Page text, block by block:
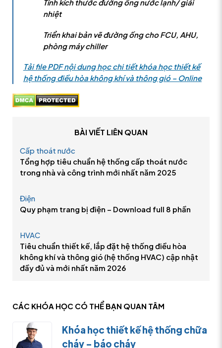
Tính kích thước đường ống nước lạnh/ giải
nhiệt
Triển khai bản vẽ đường ống cho FCU, AHU,
phòng máy chiller
Tải file PDF nội dung học chi tiết khóa học thiết kế
hệ thống điều hòa không khí và thông gió – Online
CÁC KHÓA HỌC CÓ THỂ BẠN QUAN TÂM
Khóa học thiết kế hệ thống chữa
cháy – báo cháy
BÀI VIẾT LIÊN QUAN
Cấp thoát nước
Tổng hợp tiêu chuẩn hệ thống cấp thoát nước
trong nhà và công trình mới nhất năm 2025
Điện
Quy phạm trang bị điện – Download full 8 phần
HVAC
Tiêu chuẩn thiết kế, lắp đặt hệ thống điều hòa
không khí và thông gió (hệ thống HVAC) cập nhật
đầy đủ và mới nhất năm 2026